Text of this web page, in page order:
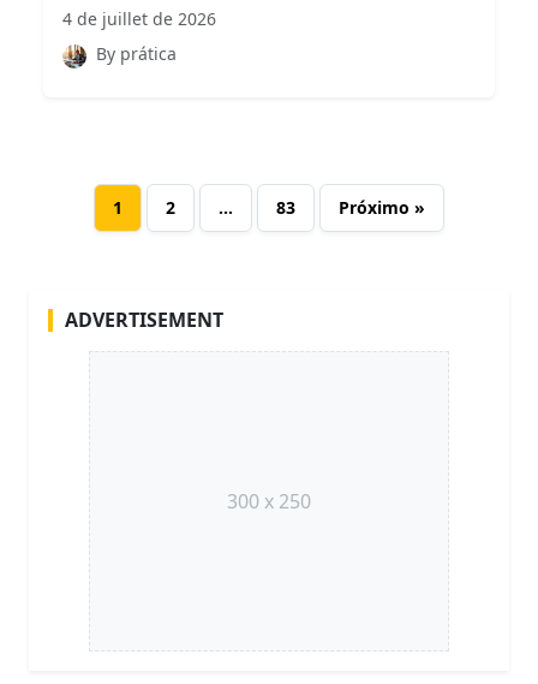
4 de juillet de 2026
By prática
1 2 … 83 Próximo »
ADVERTISEMENT
300 x 250